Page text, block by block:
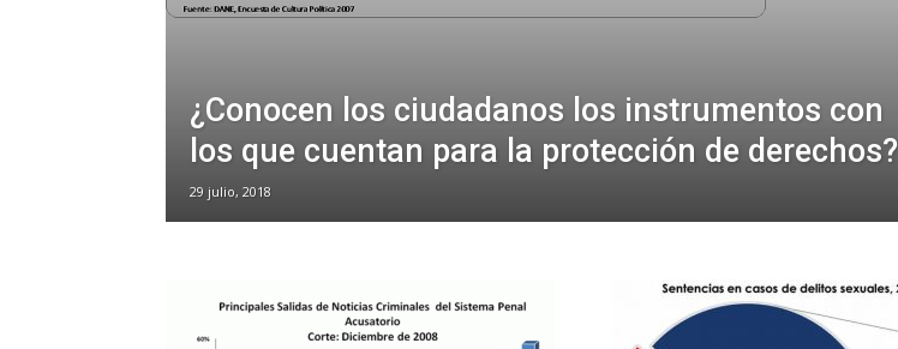
¿Conocen los ciudadanos los instrumentos con
los que cuentan para la protección de derechos?
29 julio, 2018